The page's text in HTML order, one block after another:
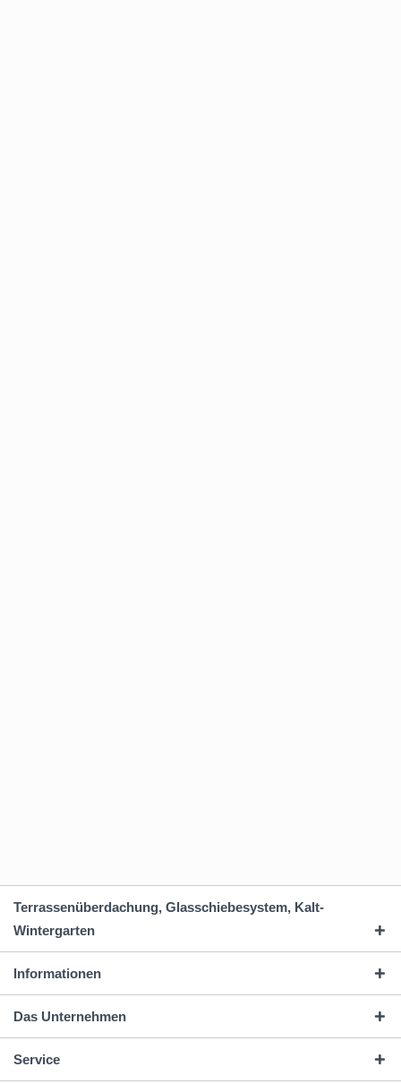
Terrassenüberdachung, Glasschiebesystem, Kalt-
Wintergarten
Informationen
Das Unternehmen
Service